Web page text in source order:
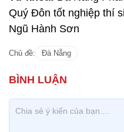
Quý Đôn tốt nghiệp thí
Ngũ Hành Sơn
Chủ đề: Đà Nẵng